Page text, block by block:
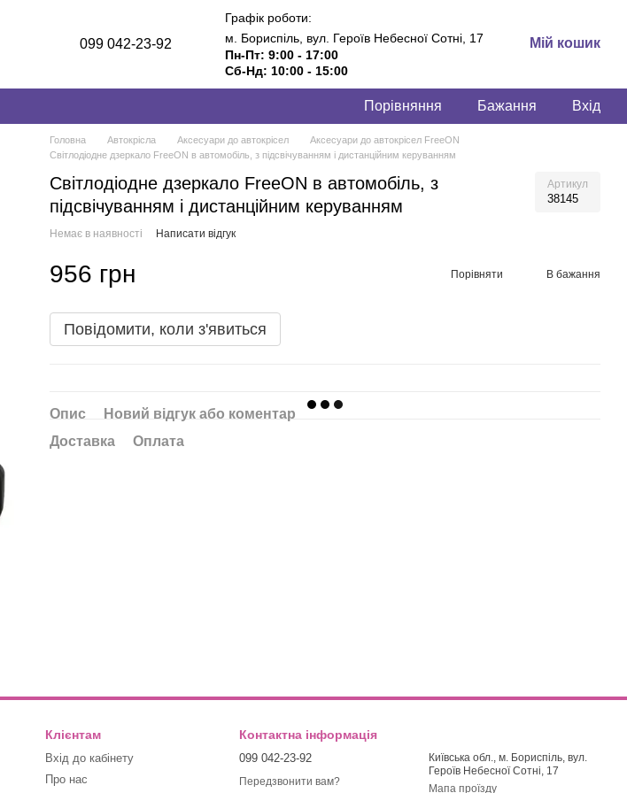
099 042-23-92
Графік роботи:
м. Бориспіль, вул. Героїв Небесної Сотні, 17
Пн-Пт: 9:00 - 17:00
Сб-Нд: 10:00 - 15:00
Мій кошик
Порівняння Бажання Вхід
Головна Автокрісла Аксесуари до автокрісел
Аксесуари до автокрісел FreeON
Світлодіодне дзеркало FreeON в автомобіль, з підсвічуванням і дистанційним керуванням
Світлодіодне дзеркало FreeON в автомобіль, з
підсвічуванням і дистанційним керуванням
Артикул
38145
Немає в наявності Написати відгук
956 грн Порівняти В бажання
Повідомити, коли з'явиться
Опис
Новий відгук або коментар
Доставка
Оплата
Клієнтам
Вхід до кабінету
Про нас
Контактна інформація
099 042-23-92
Передзвонити вам?
Київська обл., м. Бориспіль, вул.
Героїв Небесної Сотні, 17
Мапа проїзду